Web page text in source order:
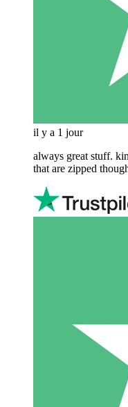
il y a 1 jour
always great stuff.
that are zipped